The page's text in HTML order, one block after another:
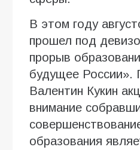
В этом году
прошел под
прорыв
будущее России».
Валентин Кукин
внимание
образования